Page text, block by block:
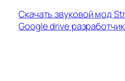
Скачать звуковой мод
Google drive